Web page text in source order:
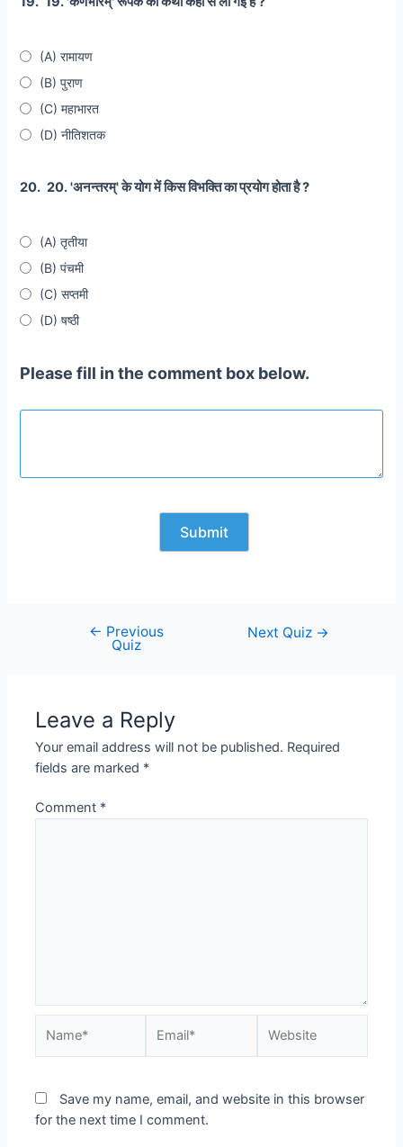
(A) रामायण
(B) पुराण
(C) महाभारत
(D) नीतिशतक
20. 20. 'अनन्तरम्' के योग में किस विभक्ति का प्रयोग होता है ?
(A) तृतीया
(B) पंचमी
(C) सप्तमी
(D) षष्ठी
Please fill in the comment box below.
navigation
← Previous
Quiz
Next Quiz →
Leave a Reply
Your email address will not be published. Required
fields are marked *
Comment *
Save my name, email, and website in this browser
for the next time I comment.